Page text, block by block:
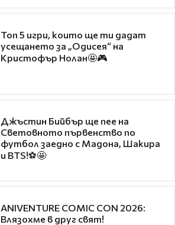
Топ 5 игри, които ще ти дадат
усещането за „Одисея“ на
Кристофър Нолан🤩🎮
Джъстин Бийбър ще пее на
Световното първенство по
футбол заедно с Мадона, Шакира
и BTS!⚽🤩
ANIVENTURE COMIC CON 2026:
Влязохме в друг свят!